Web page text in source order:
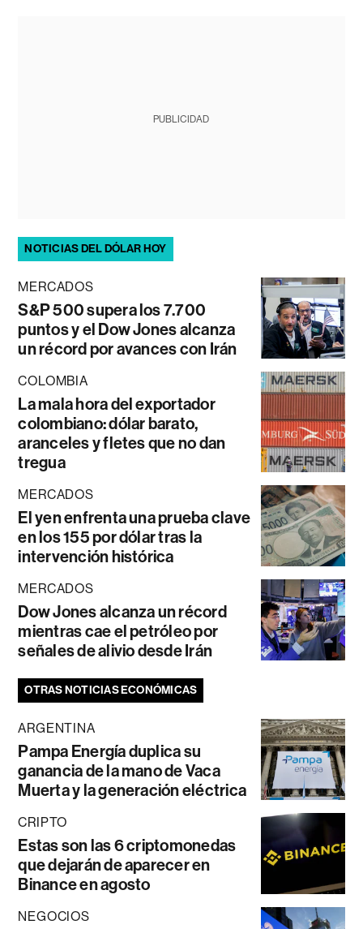
PUBLICIDAD
NOTICIAS DEL DÓLAR HOY
MERCADOS
S&P 500 supera los 7.700
puntos y el Dow Jones alcanza
un récord por avances con Irán
COLOMBIA
La mala hora del exportador
colombiano: dólar barato,
aranceles y fletes que no dan
tregua
MERCADOS
El yen enfrenta una prueba clave
en los 155 por dólar tras la
intervención histórica
MERCADOS
Dow Jones alcanza un récord
mientras cae el petróleo por
señales de alivio desde Irán
OTRAS NOTICIAS ECONÓMICAS
ARGENTINA
Pampa Energía duplica su
ganancia de la mano de Vaca
Muerta y la generación eléctrica
CRIPTO
Estas son las 6 criptomonedas
que dejarán de aparecer en
Binance en agosto
NEGOCIOS